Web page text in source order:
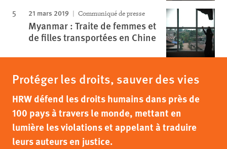
21 mars 2019 Communiqué de presse
Myanmar : Traite de femmes et
de filles transportées en Chine
Protéger les droits, sauver des vies
HRW défend les droits humains dans près de
100 pays à travers le monde, mettant en
lumière les violations et appelant à traduire
leurs auteurs en justice.